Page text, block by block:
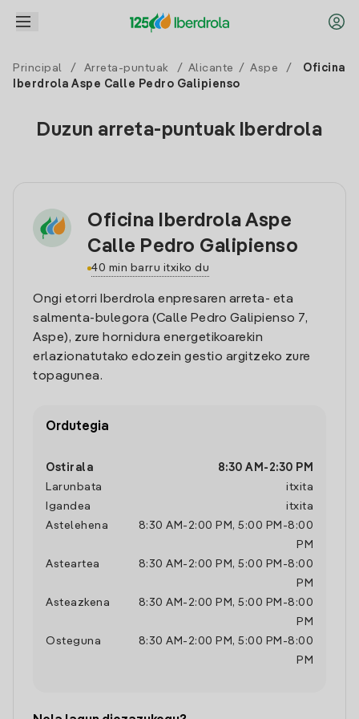
Principal / Arreta-puntuak / Alicante / Aspe /
Oficina
Iberdrola Aspe Calle Pedro Galipienso
Duzun arreta-puntuak Iberdrola
Oficina Iberdrola Aspe
Calle Pedro Galipienso
40 min barru itxiko du
Ongi etorri Iberdrola enpresaren arreta- eta
salmenta-bulegora (Calle Pedro Galipienso 7,
Aspe), zure hornidura energetikoarekin
erlazionatutako edozein gestio argitzeko zure
topagunea.
Ordutegia
Ostirala 8:30 AM - 2:30 PM
Larunbata
itxita
Igandea
itxita
Astelehena
8:30 AM - 2:00 PM , 5:00 PM -8:00
PM
Asteartea
8:30 AM - 2:00 PM , 5:00 PM -8:00
PM
Asteazkena
8:30 AM - 2:00 PM , 5:00 PM -8:00
PM
Osteguna
8:30 AM - 2:00 PM , 5:00 PM -8:00
PM